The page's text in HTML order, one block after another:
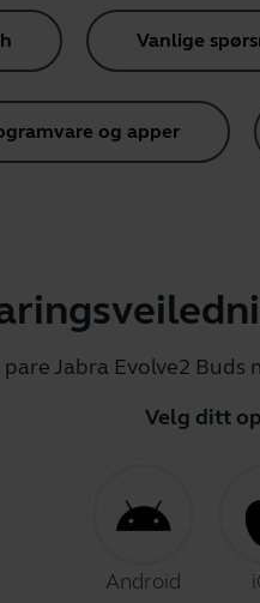
Vanlige
og apper
pare Jabra Evolve2
Velg ditt
Android